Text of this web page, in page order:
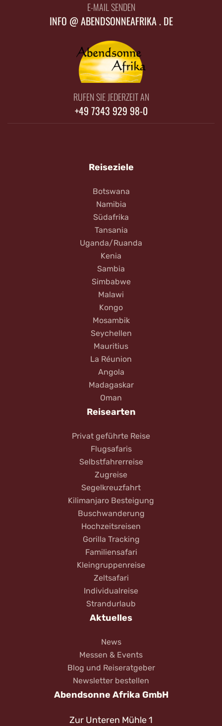
E-MAIL SENDEN
INFO @ ABENDSONNEAFRIKA . DE
RUFEN SIE JEDERZEIT AN
+49 7343 929 98-0
Reiseziele
Botswana
Namibia
Südafrika
Tansania
Uganda/Ruanda
Kenia
Sambia
Simbabwe
Malawi
Kongo
Mosambik
Seychellen
Mauritius
La Réunion
Angola
Madagaskar
Oman
Reisearten
Privat geführte Reise
Flugsafaris
Selbstfahrerreise
Zugreise
Segelkreuzfahrt
Kilimanjaro Besteigung
Buschwanderung
Hochzeitsreisen
Gorilla Tracking
Familiensafari
Kleingruppenreise
Zeltsafari
Individualreise
Strandurlaub
Aktuelles
News
Messen & Events
Blog und Reiseratgeber
Newsletter bestellen
Abendsonne Afrika GmbH
Zur Unteren Mühle 1